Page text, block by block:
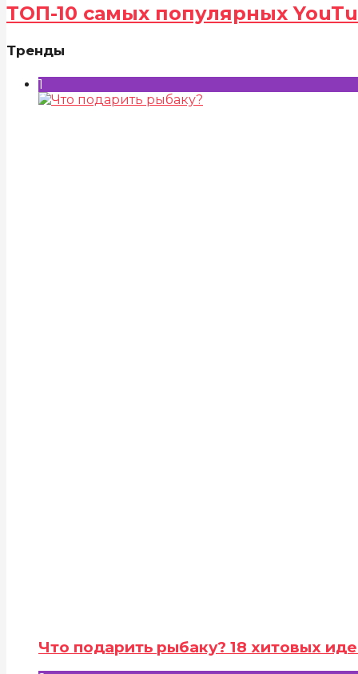
ТОП-10 самых популярных
Тренды
1
Что подарить рыбаку? 18 хитовых